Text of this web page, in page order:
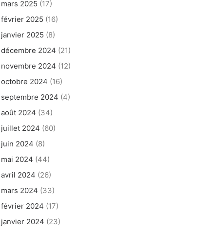
mars 2025 (17)
février 2025 (16)
janvier 2025 (8)
décembre 2024 (21)
novembre 2024 (12)
octobre 2024 (16)
septembre 2024 (4)
août 2024 (34)
juillet 2024 (60)
juin 2024 (8)
mai 2024 (44)
avril 2024 (26)
mars 2024 (33)
février 2024 (17)
janvier 2024 (23)